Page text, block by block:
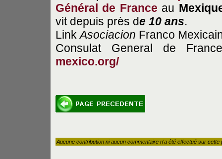
Général de France au
vit depuis près de 10 ans.
LinkAsociacion Franco
Consulat General de
mexico.org/
Aucune contribution ni aucun commentaire n'a été effectué sur cette